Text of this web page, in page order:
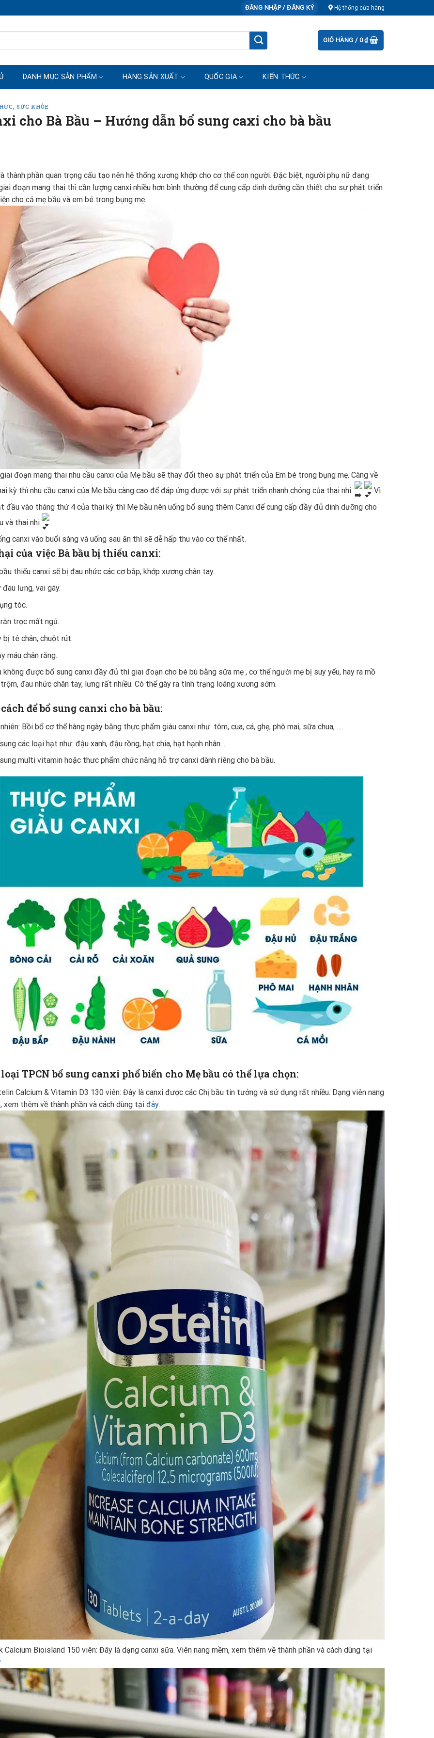
ĐĂNG NHẬP / ĐĂNG KÝ Hệ thống cửa hàng
GIỎ HÀNG / 0₫
DANH MỤC SẢN PHẨM HÃNG SẢN XUẤT QUỐC GIA KIẾN THỨC
,SỨC KHỎE
cho Bà Bầu – Hướng dẫn bổ sung caxi cho bà bầu
thành phần quan trọng cấu tạo nên hệ thống xương khớp cho cơ thể con người. Đặc biệt, người phụ nữ đang
đoạn mang thai thì cần lượng canxi nhiều hơn bình thường để cung cấp dinh dưỡng cần thiết cho sự phát triển
cho cả mẹ bầu và em bé trong bụng mẹ.
đoạn mang thai nhu cầu canxi của Mẹ bầu sẽ thay đổi theo sự phát triển của Em bé trong bụng mẹ. Càng về
kỳ thì nhu cầu canxi của Mẹ bầu càng cao để đáp ứng được với sự phát triển nhanh chóng của thai nhi.
Vì
đầu vào tháng thứ 4 của thai kỳ thì Mẹ bầu nên uống bổ sung thêm Canxi để cung cấp đầy đủ dinh dưỡng cho
và thai nhi
.
canxi vào buổi sáng và uống sau ăn thì sẽ dễ hấp thu vào cơ thể nhất.
của việc Bà bầu bị thiếu canxi:
thiếu canxi sẽ bị đau nhức các cơ bắp, khớp xương chân tay.
đau lưng, vai gáy.
tóc.
trọc mất ngủ.
bị tê chân, chuột rút.
máu chân răng.
không được bổ sung canxi đầy đủ thì giai đoạn cho bé bú bằng sữa mẹ , cơ thể người mẹ bị suy yếu, hay ra mồ
đau nhức chân tay, lưng rất nhiều. Có thể gây ra tình trạng loãng xương sớm.
cách để bổ sung canxi cho bà bầu:
Bồi bổ cơ thể hàng ngày bằng thực phẩm giàu canxi như: tôm, cua, cá, ghẹ, phô mai, sữa chua, ….
các loại hạt như: đậu xanh, đậu rồng, hạt chia, hạt hạnh nhân…
multi vitamin hoặc thưc phẩm chức năng hỗ trợ canxi dành riêng cho bà bầu.
loại TPCN bổ sung canxi phổ biến cho Mẹ bầu có thể lựa chọn:
Calcium & Vitamin D3 130 viên: Đây là canxi được các Chị bầu tin tưởng và sử dụng rất nhiều. Dạng viên nang
xem thêm về thành phần và cách dùng tại đây.
Calcium Bioisland 150 viên: Đây là dạng canxi sữa. Viên nang mềm, xem thêm về thành phần và cách dùng tại